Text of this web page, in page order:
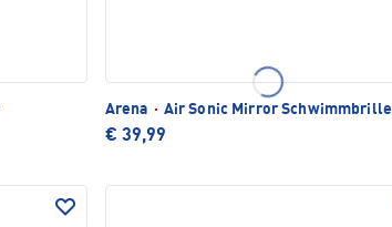
Arena · Air Sonic Mirror Schwimmbrille
€ 39,99